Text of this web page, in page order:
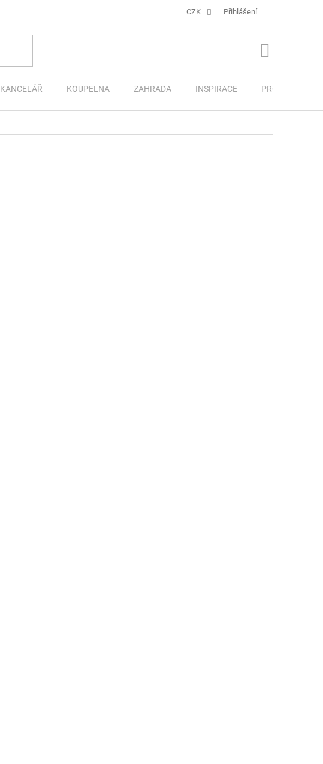
CZK Přihlášení
KANCELÁŘ KOUPELNA ZAHRADA INSPIRACE PRO DĚTI